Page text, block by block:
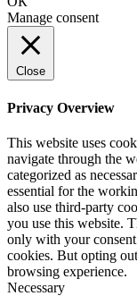
Manage consent
Close
Privacy Overview
This website uses
navigate through the
categorized as
essential for the
also use third-party
you use this website.
only with your
cookies. But opting
browsing experience.
Necessary